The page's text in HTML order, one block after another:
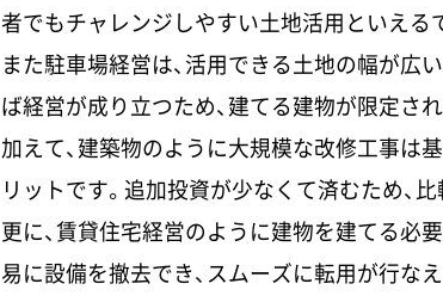
者でもチャレンジしやすい土地活用といえる
また駐車場経営は、活用できる土地の幅が広
ば経営が成り立つため、建てる建物が限定さ
加えて、建築物のように大規模な改修工事は
リットです。追加投資が少なくて済むため、
更に、賃貸住宅経営のように建物を建てる必
易に設備を撤去でき、スムーズに転用が行な